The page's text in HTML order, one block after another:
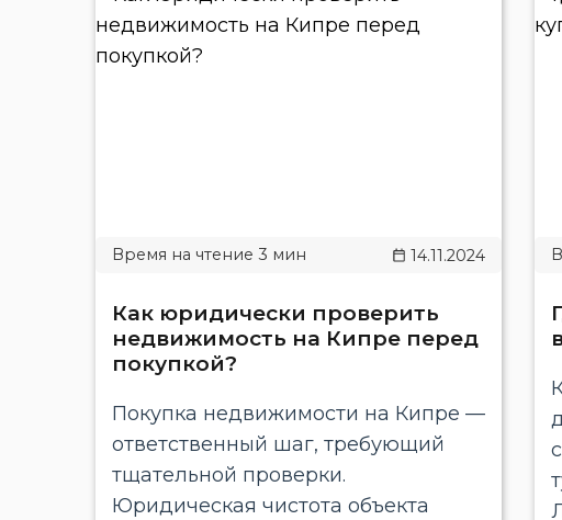
14.11.2024
Как юридически проверить
недвижимость на Кипре перед
покупкой?
Покупка недвижимости на Кипре —
ответственный шаг, требующий
тщательной проверки.
Юридическая чистота объекта